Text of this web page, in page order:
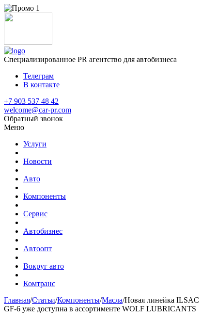
Специализированное PR агентство для автобизнеса
Телеграм
В контакте
+7 903 537 48 42
welcome@car-pr.com
Обратный звонок
Меню
Услуги
Новости
Авто
Компоненты
Сервис
Автобизнес
Автоопт
Вокруг авто
Комтранс
Главная/Статьи/Компоненты/Масла/Новая линейка ILSAC
GF-6 уже доступна в ассортименте WOLF LUBRICANTS